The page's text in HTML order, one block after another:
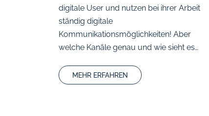
digitale User und nutzen bei ihrer Arbeit
ständig digitale
Kommunikationsmöglichkeiten! Aber
welche Kanäle genau und wie sieht es…
MEHR ERFAHREN